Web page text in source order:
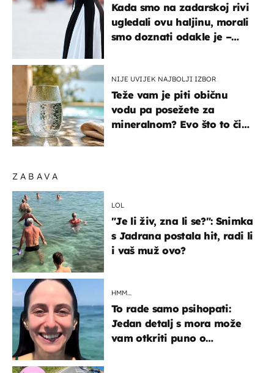
ZABAVA
LOL
"Je li živ, zna li se?": Snimka
s Jadrana postala hit, radi li
i vaš muž ovo?
HMM…
To rade samo psihopati:
Jedan detalj s mora može
vam otkriti puno o
Kada smo na zadarskoj rivi
ugledali ovu haljinu, morali
smo doznati odakle je –
NIJE UVIJEK NAJBOLJI IZBOR
Teže vam je piti običnu
vodu pa posežete za
mineralnom? Evo što to čini